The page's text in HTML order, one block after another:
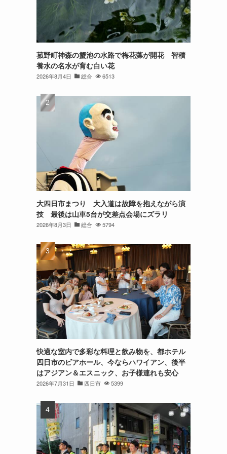
菰野町神森の蟹池の水路で梅花藻が開花 智積
養水の名水が育む白い花
2026年8月4日 総合 6513
大四日市まつり 大入道は故障を抱えながら演
技 最後は山車5台が交差点会場にズラリ
2026年8月3日 総合 5794
快適な室内で多彩な料理と飲み物を、都ホテル
四日市のビアホール、今ならハワイアン、後半
はアジアン＆エスニック、お子様連れも安心
2026年7月31日 四日市 5399